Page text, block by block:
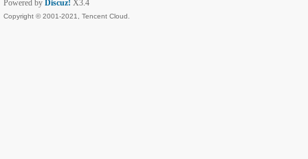
Powered by Discuz! X3.4
Copyright © 2001-2021, Tencent Cloud.